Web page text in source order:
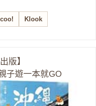
Klook
版】
子遊一本就GO